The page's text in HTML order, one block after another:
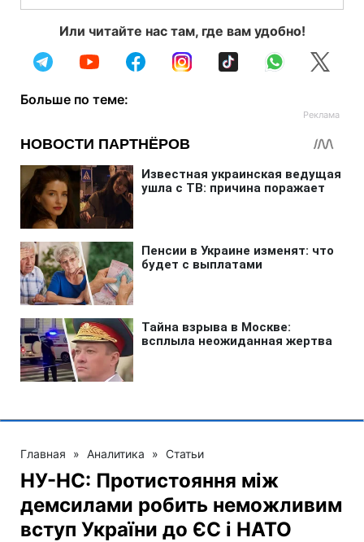
Или читайте нас там, где вам удобно!
Больше по теме:
Главная » Аналитика » Статьи
НУ-НС: Протистояння між
демсилами робить неможливим
вступ України до ЄС і НАТО